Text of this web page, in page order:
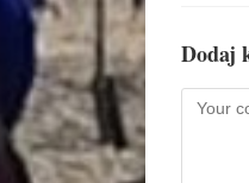
Dodaj